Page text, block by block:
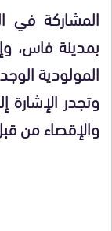
المشاركة في
بمدينة فاس،
المولودية
وتجدر الإشارة
والإقصاء من